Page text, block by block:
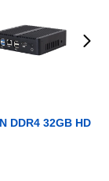
DDR4 32GB HD